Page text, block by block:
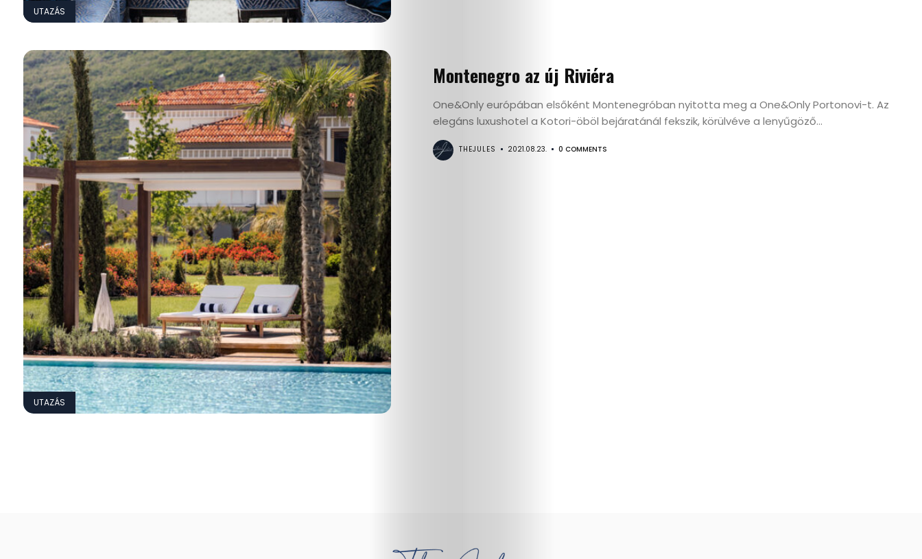
UTAZÁS
UTAZÁS
Montenegro az új Riviéra
One&Only európában elsőként Montenegróban nyitotta meg a One&Only Portonovi-t. Az
elegáns luxushotel a Kotori-öböl bejáratánál fekszik, körülvéve a lenyűgöző...
THEJULES 2021.08.23. 0 COMMENTS